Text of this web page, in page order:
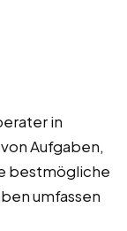
in
Aufgaben,
bestmögliche
umfassen